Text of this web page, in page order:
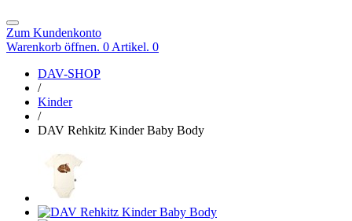
Zum Kundenkonto
Warenkorb öffnen. 0 Artikel. 0
DAV-SHOP
/
Kinder
/
DAV Rehkitz Kinder Baby Body